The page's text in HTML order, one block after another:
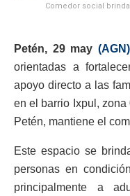
Comedor social
Petén, 29 may
orientadas a
apoyo directo a las
en el barrio Ixpul,
Petén, mantiene el
Este espacio se
personas en
principalmente a